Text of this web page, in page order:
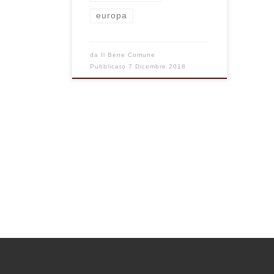
europa
da Il Bene Comune
Pubblicato7 Dicembre 2018